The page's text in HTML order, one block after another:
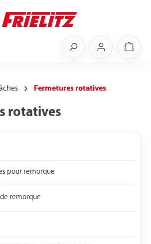
Fermetures rotatives
rotatives
pour remorque
remorque